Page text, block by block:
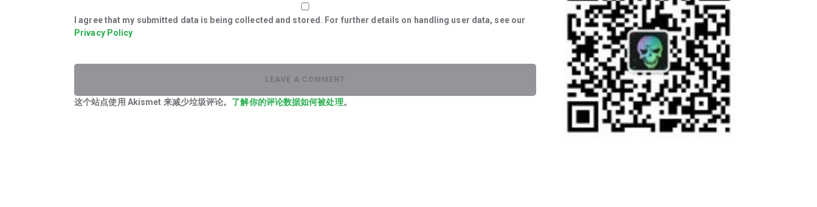
I agree that my submitted data is being collected and stored. For further details on handling user data, see our
Privacy Policy
这个站点使用 Akismet 来减少垃圾评论。 了解你的评论数据如何被处理。